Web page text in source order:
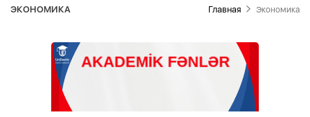
ЭКОНОМИКА Главная Экономика